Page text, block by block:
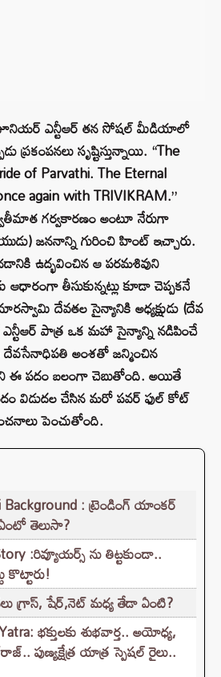
జూనియర్ ఎన్టీఆర్ తన సోషల్ మీడియాలో
ప్రకంపనలు సృష్టిస్తున్నాయి. “The
of Parvathi. The Eternal
again with TRIVIKRAM.”
గర్వకారణం అంటూ నేరుగా
జననాన్ని గురించి హింట్ ఇచ్చారు.
ఉద్భవించిన ఆ పరమశివుని
తీసుకున్నట్లు కూడా చెప్పకనే
దేవతల సైన్యానికి అధ్యక్షుడు (దేవ
పాత్ర ఒక మహా సైన్యాన్ని నడిపించే
దేవసేనాధిపతి అంశతో జన్మించిన
పదం బలంగా చెబుతోంది. అయితే
విడుదల చేసిన మరో పవర్ ఫుల్ కోట్
పెంచుతోంది.
Background : ట్రెండింగ్ యాంకర్
తెలుసా?
:రివ్యూయర్స్ ను తిట్టకుండా..
కొట్టారు!
గ్రాస్, షేర్,నెట్ మధ్య తేడా ఏంటి?
భక్తులకు శుభవార్త.. అయోధ్య,
పుణ్యక్షేత్ర యాత్ర స్పెషల్ రైలు..